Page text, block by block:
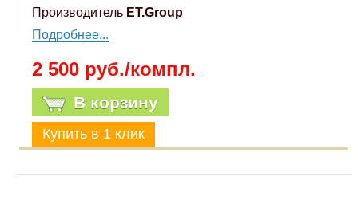
Производитель ET.Group
Подробнее...
2 500 руб./компл.
В корзину